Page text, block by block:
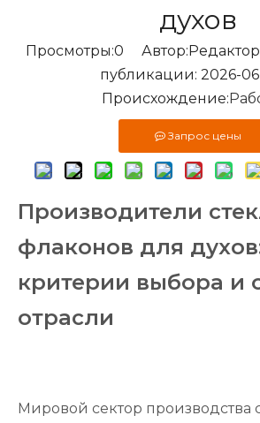
духов
Просмотры:0
публикации: 2026-
Происхождение:
Запрос цены
Производители
флаконов для
критерии выбора и
отрасли
Мировой сектор производства